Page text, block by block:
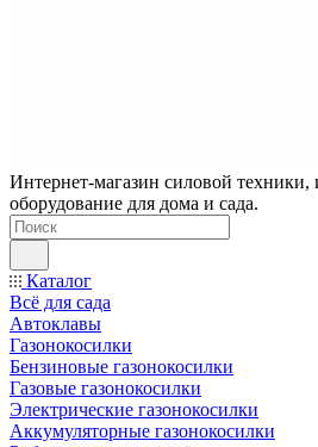
Интернет-магазин силовой техники,
оборудование для дома и сада.
Каталог
Всё для сада
Автоклавы
Газонокосилки
Бензиновые газонокосилки
Газовые газонокосилки
Электрические газонокосилки
Аккумуляторные газонокосилки